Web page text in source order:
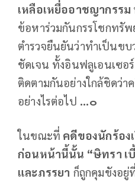
เหลือเหยื่ออาชญากรร
ข้อหาร่วมกันกรรโชกทรั
ตำรวจยืนยันว่าทำเป็นข
ชัดเจน ทั้งอินฟลูเอนเซอ
ติดตามกันอย่างใกล้ชิดว่า
อย่างไรต่อไป ...๐
ในขณะที่ คดีของนักร้อง
ก่อนหน้านี้นั้น “ษิทรา เ
และภรรยา ก็ถูกคุมขังอยู่